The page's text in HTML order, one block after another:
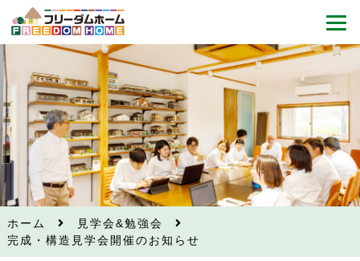
ホーム
見学会&勉強会
完成・構造見学会開催のお知らせ